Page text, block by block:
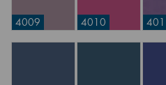
4009 4010